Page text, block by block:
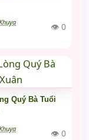
👁 0
Quý Bà Tuổi
👁 0